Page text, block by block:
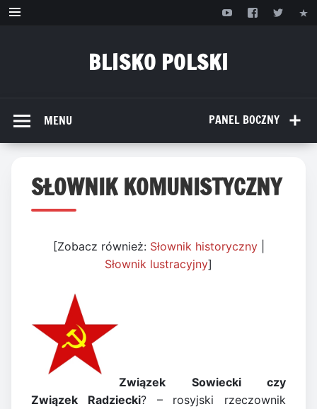
Przejdź
BLISKO POLSKI
PANEL BOCZNY
MENU
SŁOWNIK KOMUNISTYCZNY
[Zobacz również: Słownik historyczny|
Słownik lustracyjny]
Związek Sowiecki czy
Związek Radziecki? – rosyjski rzeczownik